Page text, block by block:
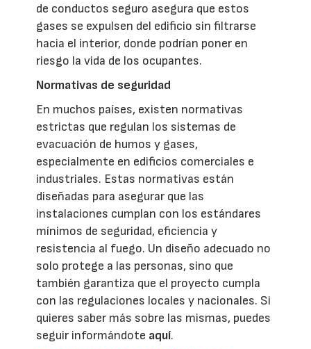
de conductos seguro asegura que estos
gases se expulsen del edificio sin filtrarse
hacia el interior, donde podrían poner en
riesgo la vida de los ocupantes.
Normativas de seguridad
En muchos países, existen normativas
estrictas que regulan los sistemas de
evacuación de humos y gases,
especialmente en edificios comerciales e
industriales. Estas normativas están
diseñadas para asegurar que las
instalaciones cumplan con los estándares
mínimos de seguridad, eficiencia y
resistencia al fuego. Un diseño adecuado no
solo protege a las personas, sino que
también garantiza que el proyecto cumpla
con las regulaciones locales y nacionales. Si
quieres saber más sobre las mismas, puedes
seguir informándote aquí.